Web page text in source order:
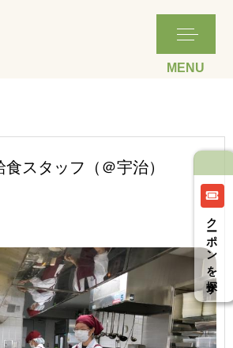
クーポンを探す
スタッフ（＠宇治）